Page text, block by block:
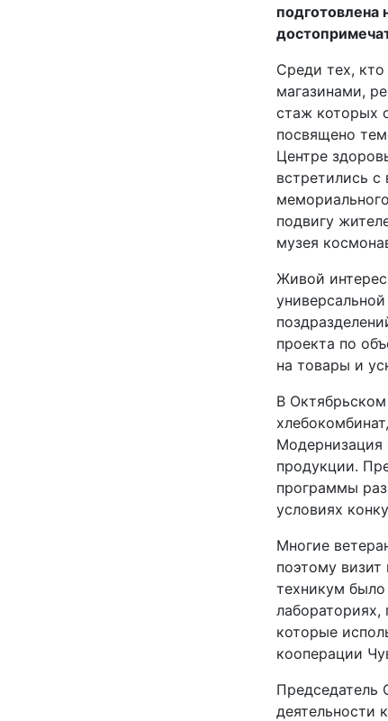
подготовлена
Среди тех,
магазинами,
стаж которых
посвящено
Центре
встретились
подвигу
музея
Живой
проекта по
на товары и
В
Модернизация
продукции.
программы
условиях
Многие
поэтому
техникум
лабораториях,
которые
кооперации
Председатель
деятельности